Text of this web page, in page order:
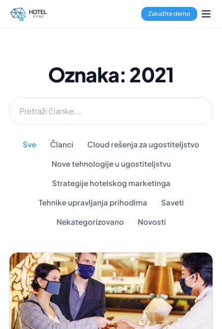
Zakažite demo
Oznaka: 2021
Sve Članci Cloud rešenja za ugostiteljstvo
Nove tehnologije u ugostiteljstvu
Strategije hotelskog marketinga
Tehnike upravljanja prihodima Saveti
Nekategorizovano Novosti